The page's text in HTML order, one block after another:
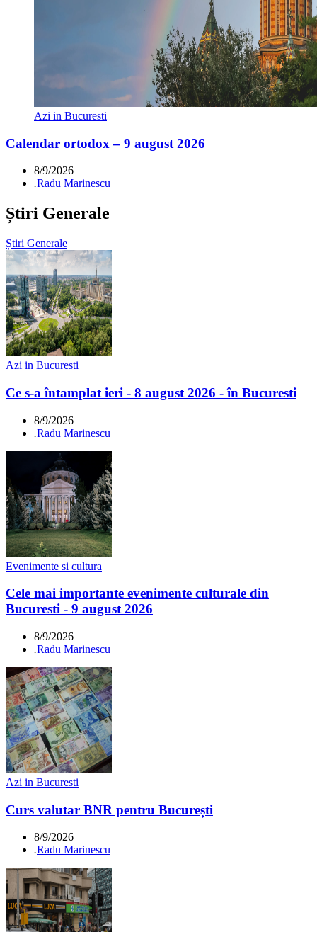
Azi in Bucuresti
Calendar ortodox – 9 august 2026
8/9/2026
.Radu Marinescu
Știri Generale
Știri Generale
Azi in Bucuresti
Ce s-a întamplat ieri - 8 august 2026 - în Bucuresti
8/9/2026
.Radu Marinescu
Evenimente si cultura
Cele mai importante evenimente culturale din
Bucuresti - 9 august 2026
8/9/2026
.Radu Marinescu
Azi in Bucuresti
Curs valutar BNR pentru București
8/9/2026
.Radu Marinescu